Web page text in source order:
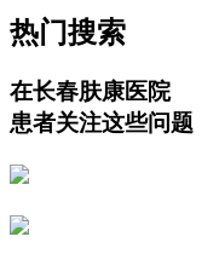
热门搜索
在长春肤康医院
患者关注这些问题